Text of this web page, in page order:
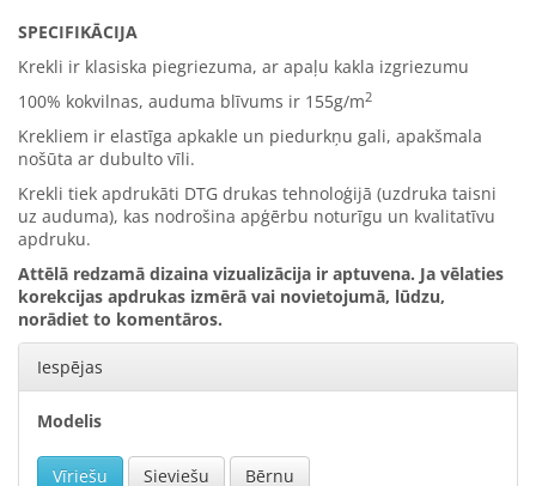
SPECIFIKĀCIJA
Krekli ir klasiska piegriezuma, ar apaļu kakla izgriezumu
100% kokvilnas, auduma blīvums ir 155g/m2
Krekliem ir elastīga apkakle un piedurkņu gali, apakšmala
nošūta ar dubulto vīli.
Krekli tiek apdrukāti DTG drukas tehnoloģijā (uzdruka taisni
uz auduma), kas nodrošina apģērbu noturīgu un kvalitatīvu
apdruku.
Attēlā redzamā dizaina vizualizācija ir aptuvena. Ja vēlaties
korekcijas apdrukas izmērā vai novietojumā, lūdzu,
norādiet to komentāros.
Iespējas
Modelis
Vīriešu Sieviešu Bērnu